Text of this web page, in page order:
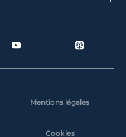
Mentions légales
Cookies